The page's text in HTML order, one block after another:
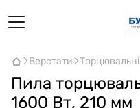
Верстати
Пила
1600 Вт, 210 мм